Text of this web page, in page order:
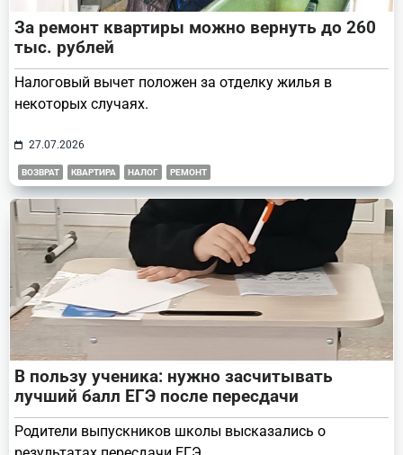
За ремонт квартиры можно вернуть до 260
тыс. рублей
Налоговый вычет положен за отделку жилья в
некоторых случаях.
27.07.2026
ВОЗВРАТ КВАРТИРА НАЛОГ РЕМОНТ
В пользу ученика: нужно засчитывать
лучший балл ЕГЭ после пересдачи
Родители выпускников школы высказались о